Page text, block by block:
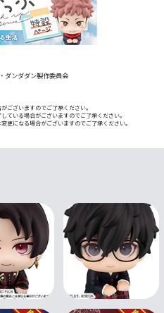
ダンダダン製作委員会
ございますのでご了承ください。
ている場合がございますのでご了承ください。
更になる場合がございますのでご了承ください。